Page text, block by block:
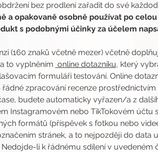
bez prodlení zařadit do své
a opakovaně osobně používat po
s podobnými účinky za účelem
(160 znaků včetně mezer) včetně
to vyplněním online dotazníku, který
formuláři testování. Online
zpracování recenze
budete automaticky vyřazen/a z
Instagramovém nebo TikTokovém
formátů (příspěvek s fotkou nebo
stránek, a to nejpozději do
li k řádnému sdílení v